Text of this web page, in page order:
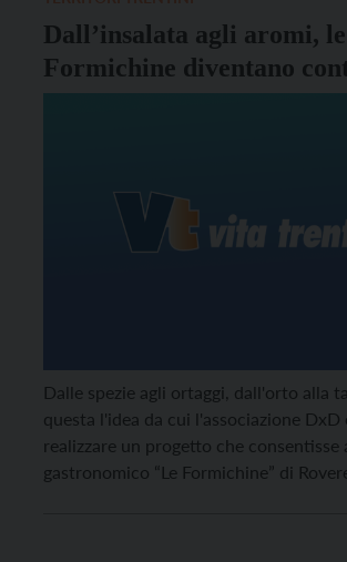
Dall’insalata agli aromi, le
Formichine diventano
Dalle spezie agli ortaggi, dall'orto alla
questa l'idea da cui l'associazione
realizzare un progetto che
gastronomico “Le Formichine” di